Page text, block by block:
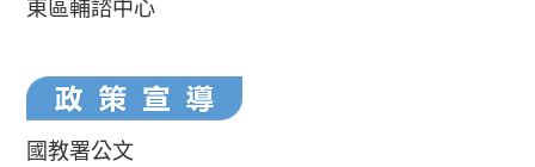
東區輔諮中心
國教署公文